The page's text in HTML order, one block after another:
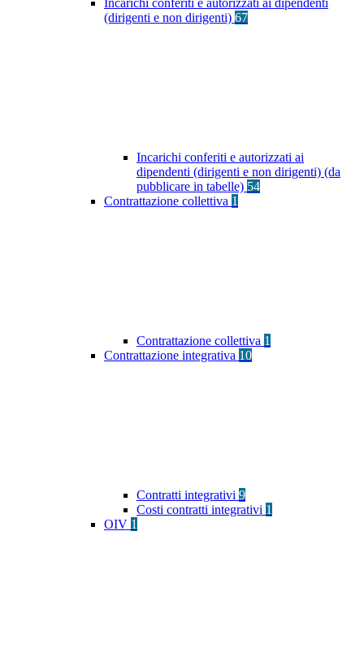
Incarichi conferiti e autorizzati ai dipendenti
(dirigenti e non dirigenti) 67
Incarichi conferiti e autorizzati ai
dipendenti (dirigenti e non dirigenti) (da
pubblicare in tabelle) 54
Contrattazione collettiva 1
Contrattazione collettiva 1
Contrattazione integrativa 10
Contratti integrativi 9
Costi contratti integrativi 1
OIV 1